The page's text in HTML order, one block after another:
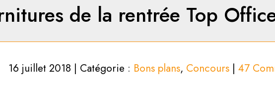
de la rentrée Top
16 juillet 2018 | Catégorie : Bons plans, Concours |47